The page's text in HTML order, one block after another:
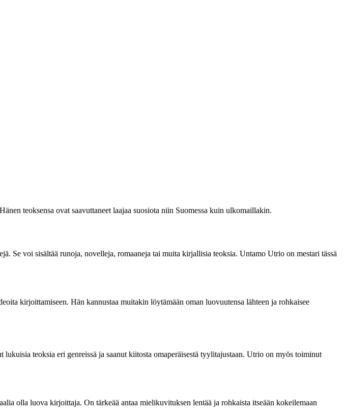
teoksensa ovat saavuttaneet laajaa suosiota niin Suomessa kuin ulkomaillakin.
Se voi sisältää runoja, novelleja, romaaneja tai muita kirjallisia teoksia. Untamo Utrio on mestari tässä
kirjoittamiseen. Hän kannustaa muitakin löytämään oman luovuutensa lähteen ja rohkaisee
teoksia eri genreissä ja saanut kiitosta omaperäisestä tyylitajustaan. Utrio on myös toiminut
olla luova kirjoittaja. On tärkeää antaa mielikuvituksen lentää ja rohkaista itseään kokeilemaan